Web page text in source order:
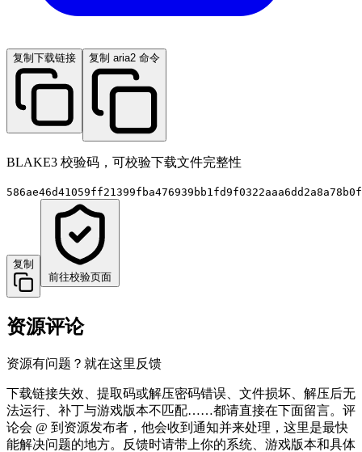
复制下载链接 复制 aria2 命令
BLAKE3 校验码，可校验下载文件完整性
复制
前往校验页面
资源评论
资源有问题？就在这里反馈
下载链接失效、提取码或解压密码错误、文件损坏、解压后无
法运行、补丁与游戏版本不匹配……都请直接在下面留言。评
论会 @ 到资源发布者，他会收到通知并来处理，这里是最快
能解决问题的地方。反馈时请带上你的系统、游戏版本和具体